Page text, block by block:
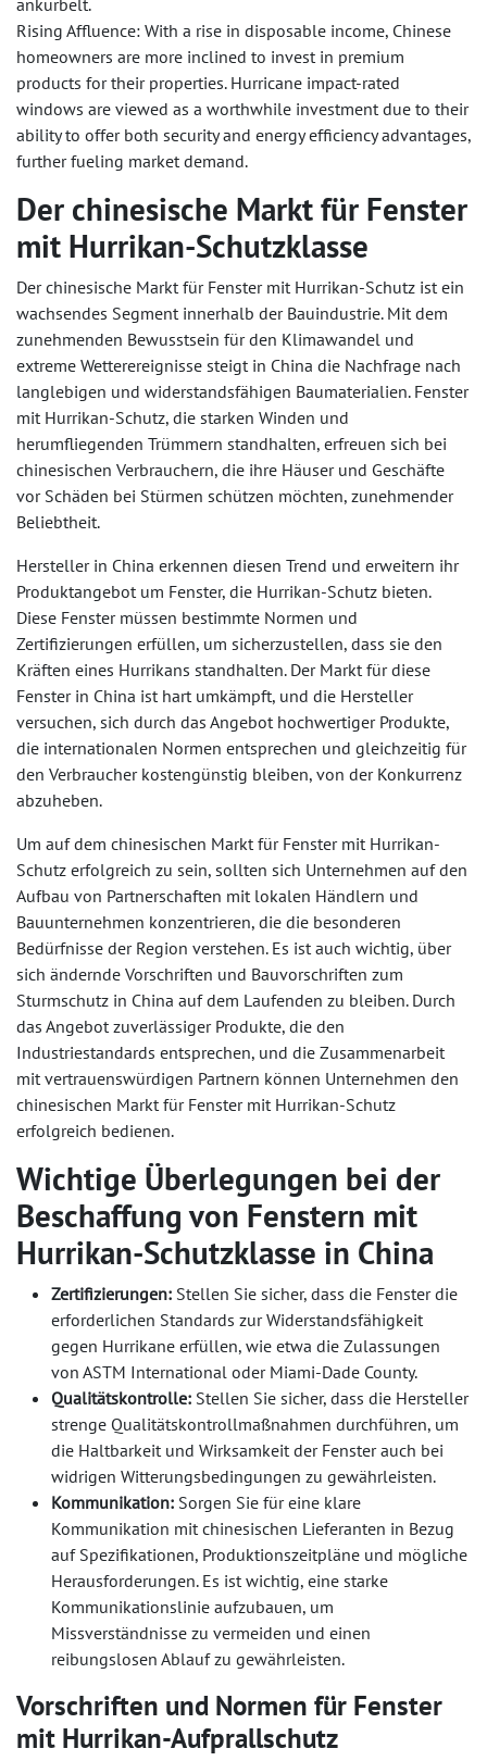
ankurbelt.
Rising Affluence: With a rise in disposable income, Chinese
homeowners are more inclined to invest in premium
products for their properties. Hurricane impact-rated
windows are viewed as a worthwhile investment due to their
ability to offer both security and energy efficiency advantages,
further fueling market demand.
Der chinesische Markt für Fenster
mit Hurrikan-Schutzklasse
Der chinesische Markt für Fenster mit Hurrikan-Schutz ist ein
wachsendes Segment innerhalb der Bauindustrie. Mit dem
zunehmenden Bewusstsein für den Klimawandel und
extreme Wetterereignisse steigt in China die Nachfrage nach
langlebigen und widerstandsfähigen Baumaterialien. Fenster
mit Hurrikan-Schutz, die starken Winden und
herumfliegenden Trümmern standhalten, erfreuen sich bei
chinesischen Verbrauchern, die ihre Häuser und Geschäfte
vor Schäden bei Stürmen schützen möchten, zunehmender
Beliebtheit.
Hersteller in China erkennen diesen Trend und erweitern ihr
Produktangebot um Fenster, die Hurrikan-Schutz bieten.
Diese Fenster müssen bestimmte Normen und
Zertifizierungen erfüllen, um sicherzustellen, dass sie den
Kräften eines Hurrikans standhalten. Der Markt für diese
Fenster in China ist hart umkämpft, und die Hersteller
versuchen, sich durch das Angebot hochwertiger Produkte,
die internationalen Normen entsprechen und gleichzeitig für
den Verbraucher kostengünstig bleiben, von der Konkurrenz
abzuheben.
Um auf dem chinesischen Markt für Fenster mit Hurrikan-
Schutz erfolgreich zu sein, sollten sich Unternehmen auf den
Aufbau von Partnerschaften mit lokalen Händlern und
Bauunternehmen konzentrieren, die die besonderen
Bedürfnisse der Region verstehen. Es ist auch wichtig, über
sich ändernde Vorschriften und Bauvorschriften zum
Sturmschutz in China auf dem Laufenden zu bleiben. Durch
das Angebot zuverlässiger Produkte, die den
Industriestandards entsprechen, und die Zusammenarbeit
mit vertrauenswürdigen Partnern können Unternehmen den
chinesischen Markt für Fenster mit Hurrikan-Schutz
erfolgreich bedienen.
Wichtige Überlegungen bei der
Beschaffung von Fenstern mit
Hurrikan-Schutzklasse in China
Zertifizierungen: Stellen Sie sicher, dass die Fenster die
erforderlichen Standards zur Widerstandsfähigkeit
gegen Hurrikane erfüllen, wie etwa die Zulassungen
von ASTM International oder Miami-Dade County.
Qualitätskontrolle: Stellen Sie sicher, dass die Hersteller
strenge Qualitätskontrollmaßnahmen durchführen, um
die Haltbarkeit und Wirksamkeit der Fenster auch bei
widrigen Witterungsbedingungen zu gewährleisten.
Kommunikation: Sorgen Sie für eine klare
Kommunikation mit chinesischen Lieferanten in Bezug
auf Spezifikationen, Produktionszeitpläne und mögliche
Herausforderungen. Es ist wichtig, eine starke
Kommunikationslinie aufzubauen, um
Missverständnisse zu vermeiden und einen
reibungslosen Ablauf zu gewährleisten.
Vorschriften und Normen für Fenster
mit Hurrikan-Aufprallschutz